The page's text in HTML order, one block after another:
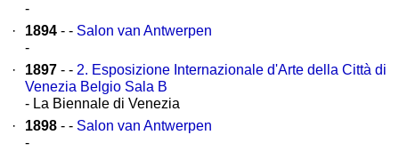
-
·
1894 - - Salon van Antwerpen
-
·
1897 - - 2. Esposizione Internazionale d'Arte della Città di
Venezia Belgio Sala B
- La Biennale di Venezia
·
1898 - - Salon van Antwerpen
-